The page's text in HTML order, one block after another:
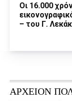
Οι 16.000
– του Γ.
ΑΡΧΕΙΟΝ